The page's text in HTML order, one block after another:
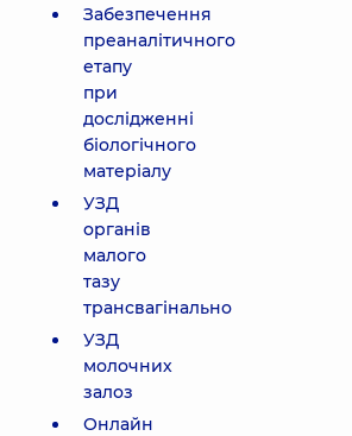
Забезпечення
преаналітичного
етапу
при
дослідженні
біологічного
матеріалу
УЗД
органів
малого
тазу
трансвагінально
УЗД
молочних
залоз
Онлайн